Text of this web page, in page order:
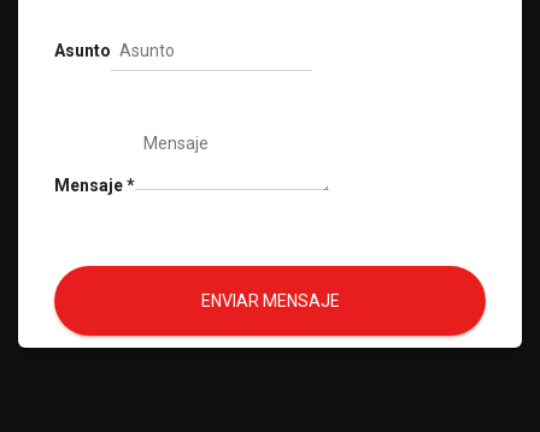
Asunto
Mensaje*
ENVIAR MENSAJE